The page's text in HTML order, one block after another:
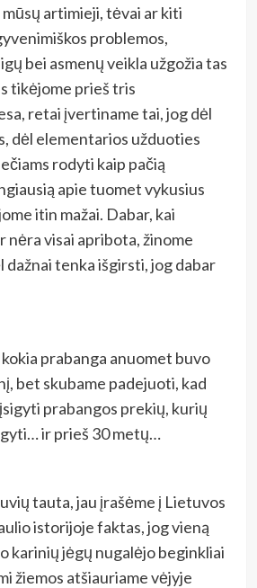
artimieji, tėvai ar kiti
problemos,
bei asmenų veikla užgožia tas
tikėjome prieš tris
retai įvertiname tai, jog dėl
dėl elementarios užduoties
rodyti kaip pačią
apie tuomet vykusius
itin mažai. Dabar, kai
nėra visai apribota, žinome
dažnai tenka išgirsti, jog dabar
prabanga anuomet buvo
bet skubame padejuoti, kad
prabangos prekių, kurių
ir prieš 30 metų…
tauta, jau įrašėme į Lietuvos
istorijoje faktas, jog vieną
karinių jėgų nugalėjo beginkliai
žiemos atšiauriame vėjyje